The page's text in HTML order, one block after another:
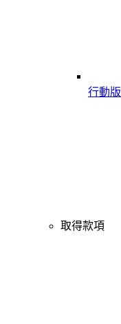
行動版
取得款項